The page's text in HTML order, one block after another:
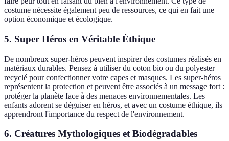
costume nécessite également peu de ressources, ce qui en fait une
option économique et écologique.
5. Super Héros en Véritable Éthique
De nombreux super-héros peuvent inspirer des costumes réalisés en
matériaux durables. Pensez à utiliser du coton bio ou du polyester
recyclé pour confectionner votre capes et masques. Les super-héros
représentent la protection et peuvent être associés à un message fort :
protéger la planète face à des menaces environnementales. Les
enfants adorent se déguiser en héros, et avec un costume éthique, ils
apprendront l'importance du respect de l'environnement.
6. Créatures Mythologiques et Biodégradables